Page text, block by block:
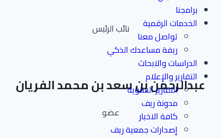
برامجنا
الخدمات الرقمية
تواصل معنا
ريفة مساعدك الذكي
الدراسات والابحاث
التقارير والإعلام
التقارير السنوية
مدونة ريف
كافة الاخبار
إصدارات جمعية ريف
نائب الرئيس
عبدالرحمن بن سعد بن محمد الفريان
عضو